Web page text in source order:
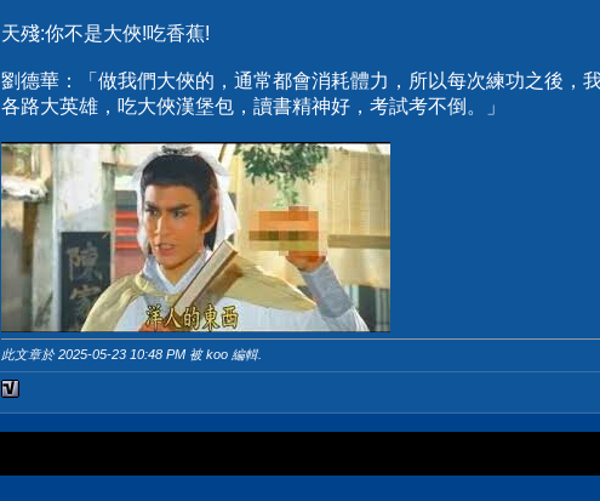
天殘:你不是大俠!吃香蕉!
劉德華：「做我們大俠的，通常都會消耗體力，所以每次練功之後，
各路大英雄，吃大俠漢堡包，讀書精神好，考試考不倒。」
此文章於 2025-05-23 10:48 PM 被 koo 編輯.